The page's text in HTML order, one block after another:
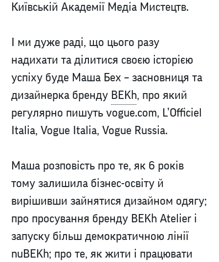
Київській Академії Медіа Мистецтв.
І ми дуже раді, що цього разу
надихати та ділитися своєю історією
успіху буде Маша Бех – засновниця та
дизайнерка бренду BEKh, про який
регулярно пишуть vogue.com, L’Officiel
Italia, Vogue Italia, Vogue Russia.
Маша розповість про те, як 6 років
тому залишила бізнес-освіту й
вирішивши зайнятися дизайном одягу;
про просування бренду BEKh Atelier і
запуску більш демократичною лінії
nuBEKh; про те, як жити і працювати